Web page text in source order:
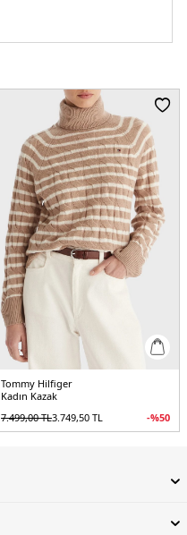
Tommy Hilfiger
Kadın Kazak
7.499,00TL3.749,50 TL -%50